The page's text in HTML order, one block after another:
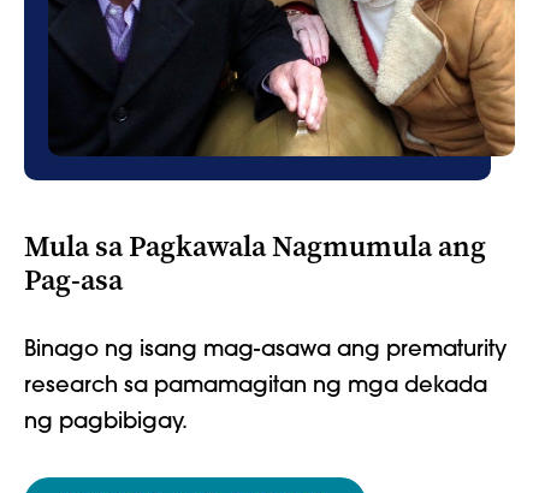
Mula sa Pagkawala Nagmumula ang
Pag-asa
Binago ng isang mag-asawa ang prematurity
research sa pamamagitan ng mga dekada
ng pagbibigay.